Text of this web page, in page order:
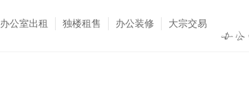
办公室出租 独楼租售 办公装修 大宗交易